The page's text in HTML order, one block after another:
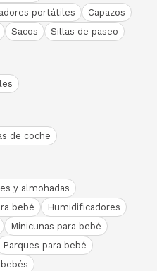
portátiles
Capazos
Sacos Sillas de paseo
de coche
y almohadas
bebé
Humidificadores
Minicunas para bebé
Parques para bebé